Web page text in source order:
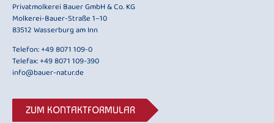
Privatmolkerei Bauer GmbH & Co. KG
Molkerei-Bauer-Straße 1–10
83512 Wasserburg am Inn
Telefon:+49 8071 109-0
Telefax: +49 8071 109-390
info@bauer-natur.de
ZUM KONTAKTFORMULAR